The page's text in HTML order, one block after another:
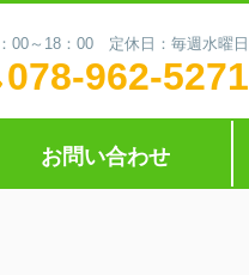
00～18：00 定休日：毎週水曜日
078-962-5271
お問い合わせ